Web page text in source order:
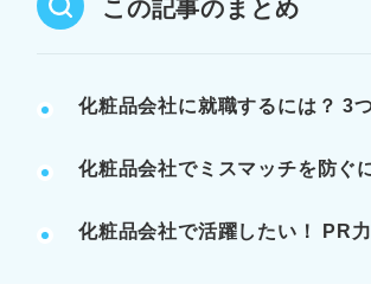
志望動機と面接対策でPR力を鍛え
自性を魅力的に伝える。
華やかなだけじゃない！ 化粧
この記事のまとめ
化粧品会社に就職するには？ 3
化粧品会社でミスマッチを防ぐ
化粧品会社で活躍したい！ PR